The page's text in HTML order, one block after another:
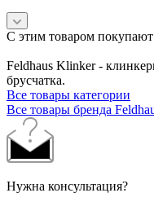
С этим товаром покупают
Feldhaus Klinker -
брусчатка.
Все товары категории
Все товары бренда
Нужна консультация?